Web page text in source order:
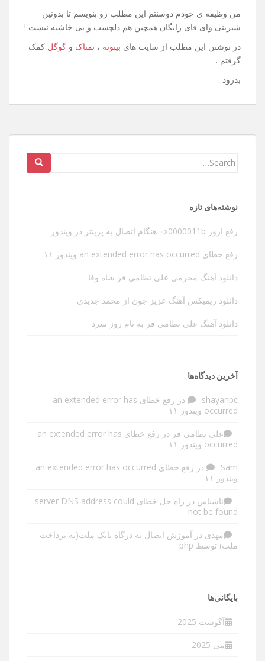
من وظیفه ی خودم دوسنتم این مطلب رو بنویسم تا بدونین
شیرینی وای فای رایگان همچین هم دلچسب و بی خاشیه نیست !
در نوشتن این مطلب از سایت های بیتوته ، نمناک و گوگل کمک
گرفتم .
بدرود .
Search
نوشته‌های تازه
رفع ارور ۰x0000011b هنگام اتصال به پرینتر در ویندوز
رفع خطای an extended error has occurred ویندوز ۱۱
دانلود آهنگ محرمی علی نظامی فر شاه وفا
دانلود ریمیکس آهنگ عزیز جون از محمد جدیدی
دانلود آهنگ علی نظامی فر به نام روز سرد
آخرین دیدگاه‌ها
shayanpc در
رفع خطای an extended error has
occurred ویندوز ۱۱
علی نظامی فر در
رفع خطای an extended error has
occurred ویندوز ۱۱
Sam در
رفع خطای an extended error has occurred
ویندوز ۱۱
ناشناس در
راه حل خطای server DNS address could
not be found
مهدی در آموزش اتصال به درگاه بانک ملت(به پرداخت
ملت) توسط php
بایگانی‌ها
آگوست 2025
می 2025